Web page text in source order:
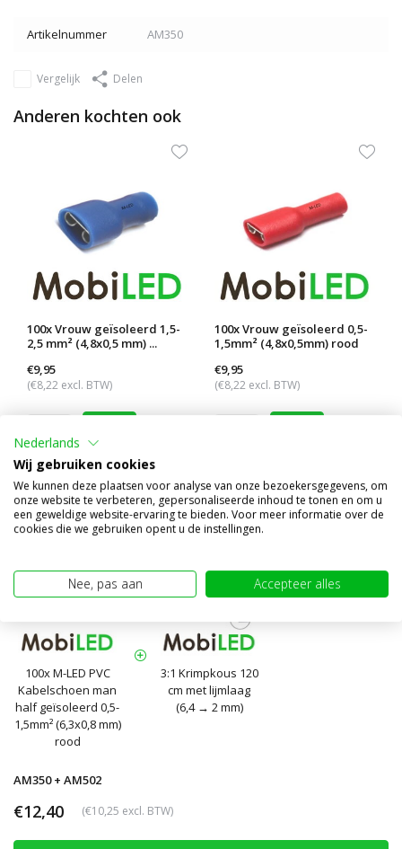
Artikelnummer AM350
Vergelijk Delen
Anderen kochten ook
100x Vrouw geïsoleerd 1,5-
2,5 mm² (4,8x0,5 mm) ...
€9,95
(€8,22 excl. BTW)
100x Vrouw geïsoleerd 0,5-
1,5mm² (4,8x0,5mm) rood
€9,95
(€8,22 excl. BTW)
100x M-LED PVC
Kabelschoen man
half geïsoleerd 0,5-
1,5mm² (6,3x0,8 mm)
rood
3:1 Krimpkous 120
cm met lijmlaag
(6,4 → 2 mm)
AM350 + AM502
€12,40 (€10,25 excl. BTW)
Nederlands
Wij gebruiken cookies
We kunnen deze plaatsen voor analyse van onze bezoekersgegevens, om
onze website te verbeteren, gepersonaliseerde inhoud te tonen en om u
een geweldige website-ervaring te bieden. Voor meer informatie over de
cookies die we gebruiken opent u de instellingen.
Nee, pas aan Accepteer alles